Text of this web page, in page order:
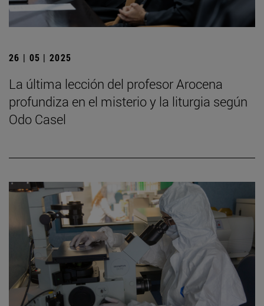
26 | 05 | 2025
La última lección del profesor Arocena
profundiza en el misterio y la liturgia según
Odo Casel